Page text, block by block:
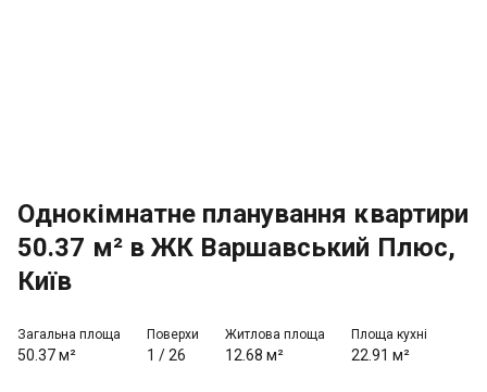
Однокімнатне планування квартири
50.37 м² в ЖК Варшавський Плюс,
Київ
Загальна площа
50.37 м²
Поверхи
1 /26
Житлова площа
12.68 м²
Площа кухні
22.91 м²